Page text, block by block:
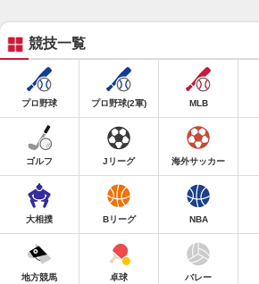
競技一覧
プロ野球 プロ野球(2軍) MLB
ゴルフ Jリーグ 海外サッカー
大相撲 Bリーグ NBA
地方競馬 卓球 バレー